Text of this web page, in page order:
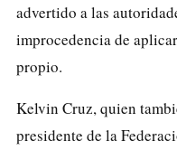
advertido a las
improcedencia de
propio.
Kelvin Cruz, quien
presidente de la